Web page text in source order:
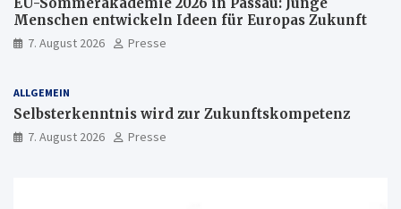
Menschen entwickeln Ideen für Europas Zukunft
7. August 2026 Presse
ALLGEMEIN
Selbsterkenntnis wird zur Zukunftskompetenz
7. August 2026 Presse